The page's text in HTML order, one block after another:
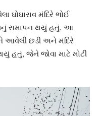
ઘોઘારાવ મંદિરે ભોઈ
સમાપન થયું હતું. આ
આવેલી છડી અને મંદિરે
હતું, જેને જોવા માટે મોટી